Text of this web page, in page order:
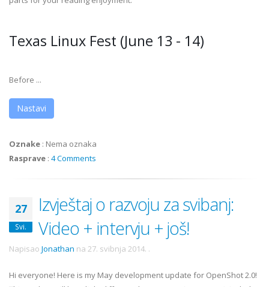
Texas Linux Fest (June 13 - 14)
Before ...
Nastavi
Oznake : Nema oznaka
Rasprave : 4 Comments
27
Svi.
Izvještaj o razvoju za svibanj:
Video + intervju + još!
Napisao Jonathan na 27. svibnja 2014. .
Hi everyone! Here is my May development update for OpenShot 2.0!